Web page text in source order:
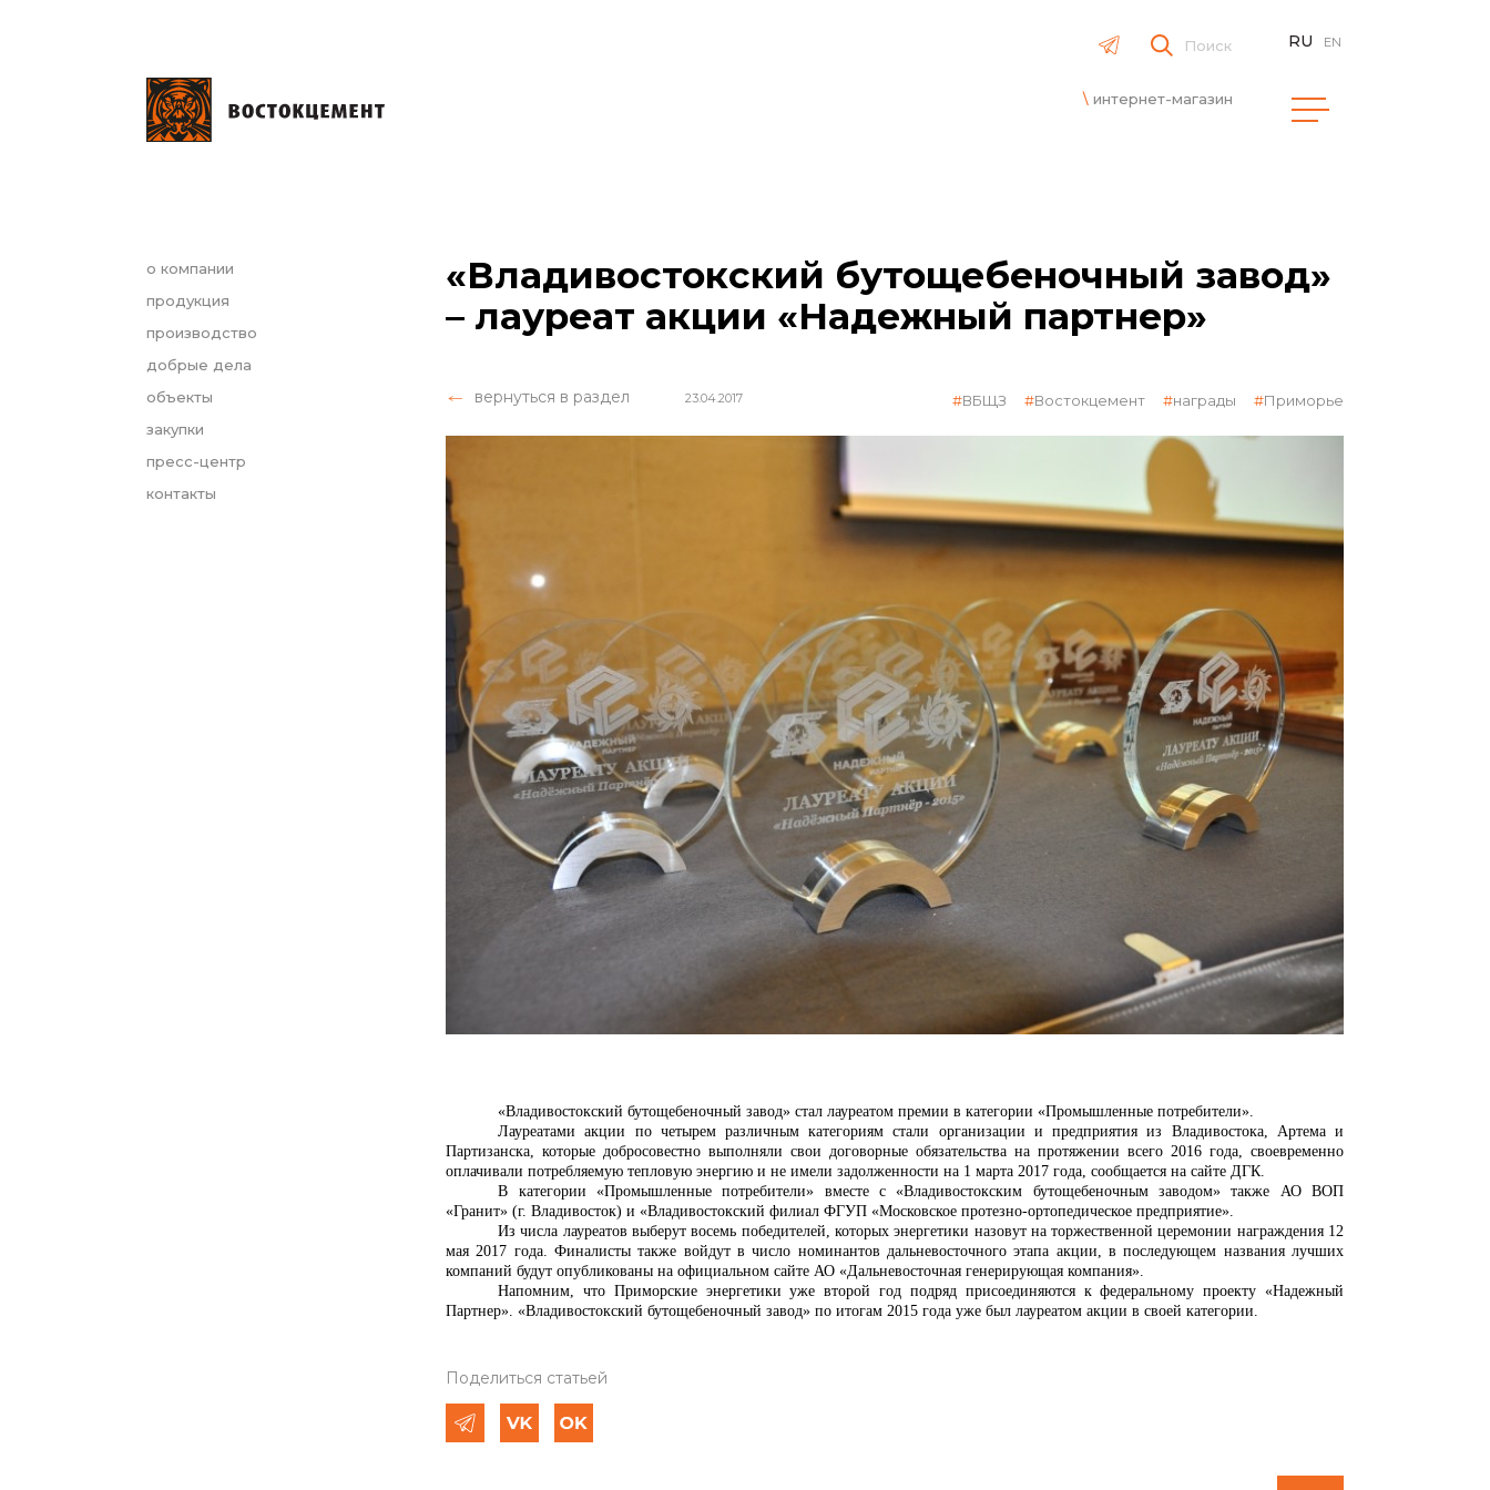
Поиск
интернет-магазин
RU EN
о компании
продукция
производство
добрые дела
объекты
закупки
пресс-центр
контакты
«Владивостокский бутощебеночный завод»
– лауреат акции «Надежный партнер»
вернуться в раздел 23.04.2017 ВБЩЗ Востокцемент награды Приморье
«Владивостокский бутощебеночный завод» стал лауреатом премии в категории «Промышленные потребители».
Лауреатами акции по четырем различным категориям стали организации и предприятия из Владивостока, Артема и
Партизанска, которые добросовестно выполняли свои договорные обязательства на протяжении всего 2016 года, своевременно
оплачивали потребляемую тепловую энергию и не имели задолженности на 1 марта 2017 года, сообщается на сайте ДГК.
В категории «Промышленные потребители» вместе с«Владивостокским бутощебеночным заводом» также АО ВОП
«Гранит» (г. Владивосток) и «Владивостокский филиал ФГУП «Московское протезно-ортопедическое предприятие».
Из числа лауреатов выберут восемь победителей, которых энергетики назовут на торжественной церемонии награждения 12
мая 2017 года. Финалисты также войдут в число номинантов дальневосточного этапа акции, в последующем названия лучших
компаний будут опубликованы на официальном сайте АО «Дальневосточная генерирующая компания».
Напомним, что Приморские энергетики уже второй год подряд присоединяются к федеральному проекту «Надежный
Партнер». «Владивостокский бутощебеночный завод» по итогам 2015 года уже был лауреатом акции в своей категории.
Поделиться статьей